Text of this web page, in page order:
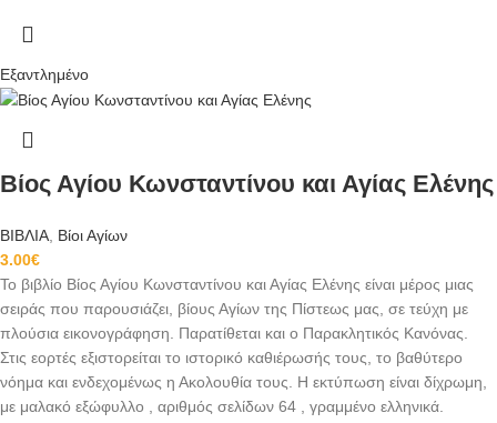
Εξαντλημένο
Βίος Αγίου Κωνσταντίνου και Αγίας Ελένης
ΒΙΒΛΙΑ, Βίοι Αγίων
3.00€
Το βιβλίο Βίος Αγίου Κωνσταντίνου και Αγίας Ελένης είναι μέρος μιας
σειράς που παρουσιάζει, βίους Αγίων της Πίστεως μας, σε τεύχη με
πλούσια εικονογράφηση. Παρατίθεται και ο Παρακλητικός Κανόνας.
Στις εορτές εξιστορείται το ιστορικό καθιέρωσής τους, το βαθύτερο
νόημα και ενδεχομένως η Ακολουθία τους. Η εκτύπωση είναι δίχρωμη,
με μαλακό εξώφυλλο , αριθμός σελίδων 64 , γραμμένο ελληνικά.